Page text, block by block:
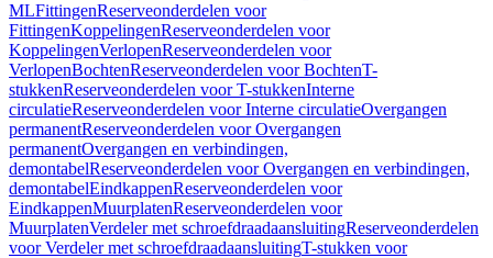
MLFittingenReserveonderdelen voor
FittingenKoppelingenReserveonderdelen voor
KoppelingenVerlopenReserveonderdelen voor
VerlopenBochtenReserveonderdelen voor BochtenT-
stukkenReserveonderdelen voor T-stukkenInterne
circulatieReserveonderdelen voor Interne circulatieOvergangen
permanentReserveonderdelen voor Overgangen
permanentOvergangen en verbindingen,
demontabelReserveonderdelen voor Overgangen en verbindingen,
demontabelEindkappenReserveonderdelen voor
EindkappenMuurplatenReserveonderdelen voor
MuurplatenVerdeler met schroefdraadaansluitingReserveonderdelen
voor Verdeler met schroefdraadaansluitingT-stukken voor